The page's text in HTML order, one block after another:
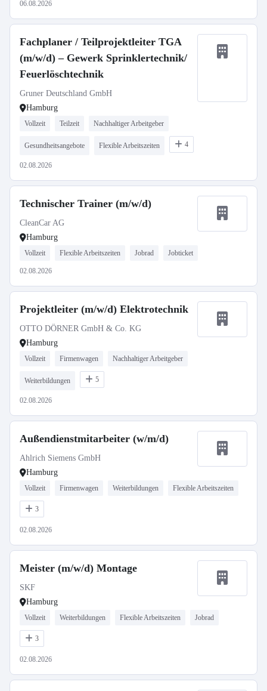
06.08.2026
Fachplaner / Teilprojektleiter TGA
(m/w/d) – Gewerk Sprinklertechnik/
Feuerlöschtechnik
Gruner Deutschland GmbH
Hamburg
Vollzeit Teilzeit Nachhaltiger Arbeitgeber
Gesundheitsangebote Flexible Arbeitszeiten 4
02.08.2026
Technischer Trainer (m/w/d)
CleanCar AG
Hamburg
Vollzeit Flexible Arbeitszeiten Jobrad Jobticket
02.08.2026
Projektleiter (m/w/d) Elektrotechnik
OTTO DÖRNER GmbH & Co. KG
Hamburg
Vollzeit Firmenwagen Nachhaltiger Arbeitgeber
Weiterbildungen 5
02.08.2026
Außendienstmitarbeiter (w/m/d)
Ahlrich Siemens GmbH
Hamburg
Vollzeit Firmenwagen Weiterbildungen Flexible Arbeitszeiten
3
02.08.2026
Meister (m/w/d) Montage
SKF
Hamburg
Vollzeit Weiterbildungen Flexible Arbeitszeiten Jobrad
3
02.08.2026